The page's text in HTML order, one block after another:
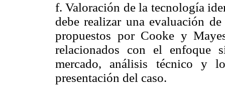
f. Valoración de la tecnología
debe realizar una evaluación
propuestos por Cooke y
relacionados con el enfoque
mercado, análisis técnico y
presentación del caso.